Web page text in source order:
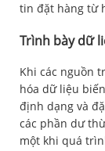
tin đặt hàng từ
Trình bày dữ
Khi các nguồn
hóa dữ liệu
định dạng và
các phần dư
một khi quá